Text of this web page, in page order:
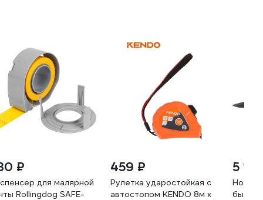
₽
для малярной
Rollingdog SAFE-
459 ₽
Рулетка ударостойкая с
автостопом KENDO 8м х
5